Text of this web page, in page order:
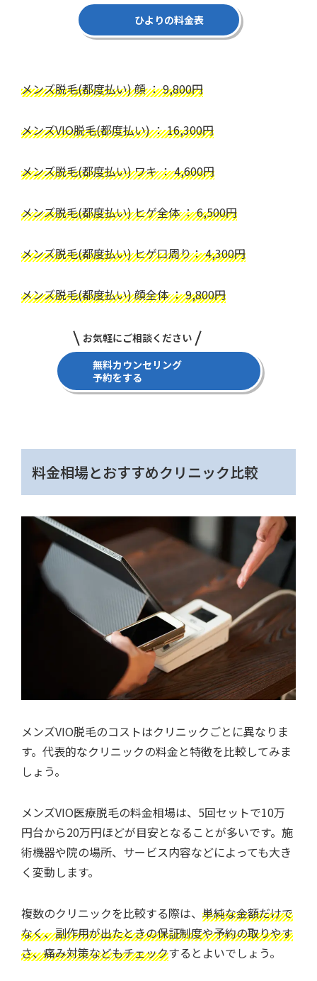
ひよりの料金表
メンズ脱毛(都度払い) 顔 ： 9,800円
メンズVIO脱毛(都度払い) ： 16,300円
メンズ脱毛(都度払い) ワキ ： 4,600円
メンズ脱毛(都度払い) ヒゲ全体 ： 6,500円
メンズ脱毛(都度払い) ヒゲ口周り： 4,300円
メンズ脱毛(都度払い) 顔全体 ： 9,800円
お気軽にご相談ください
無料カウンセリング
予約をする
料金相場とおすすめクリニック比較
メンズVIO脱毛のコストはクリニックごとに異なりま
す。代表的なクリニックの料金と特徴を比較してみま
しょう。
メンズVIO医療脱毛の料金相場は、5回セットで10万
円台から20万円ほどが目安となることが多いです。施
術機器や院の場所、サービス内容などによっても大き
く変動します。
複数のクリニックを比較する際は、 単純な金額だけで
なく、副作用が出たときの保証制度や予約の取りやす
さ、痛み対策などもチェックするとよいでしょう。